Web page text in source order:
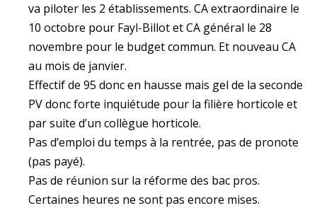
va piloter les 2 établissements. CA extraordinaire le
10 octobre pour Fayl-Billot et CA général le 28
novembre pour le budget commun. Et nouveau CA
au mois de janvier.
Effectif de 95 donc en hausse mais gel de la seconde
PV donc forte inquiétude pour la filière horticole et
par suite d’un collègue horticole.
Pas d’emploi du temps à la rentrée, pas de pronote
(pas payé).
Pas de réunion sur la réforme des bac pros.
Certaines heures ne sont pas encore mises.